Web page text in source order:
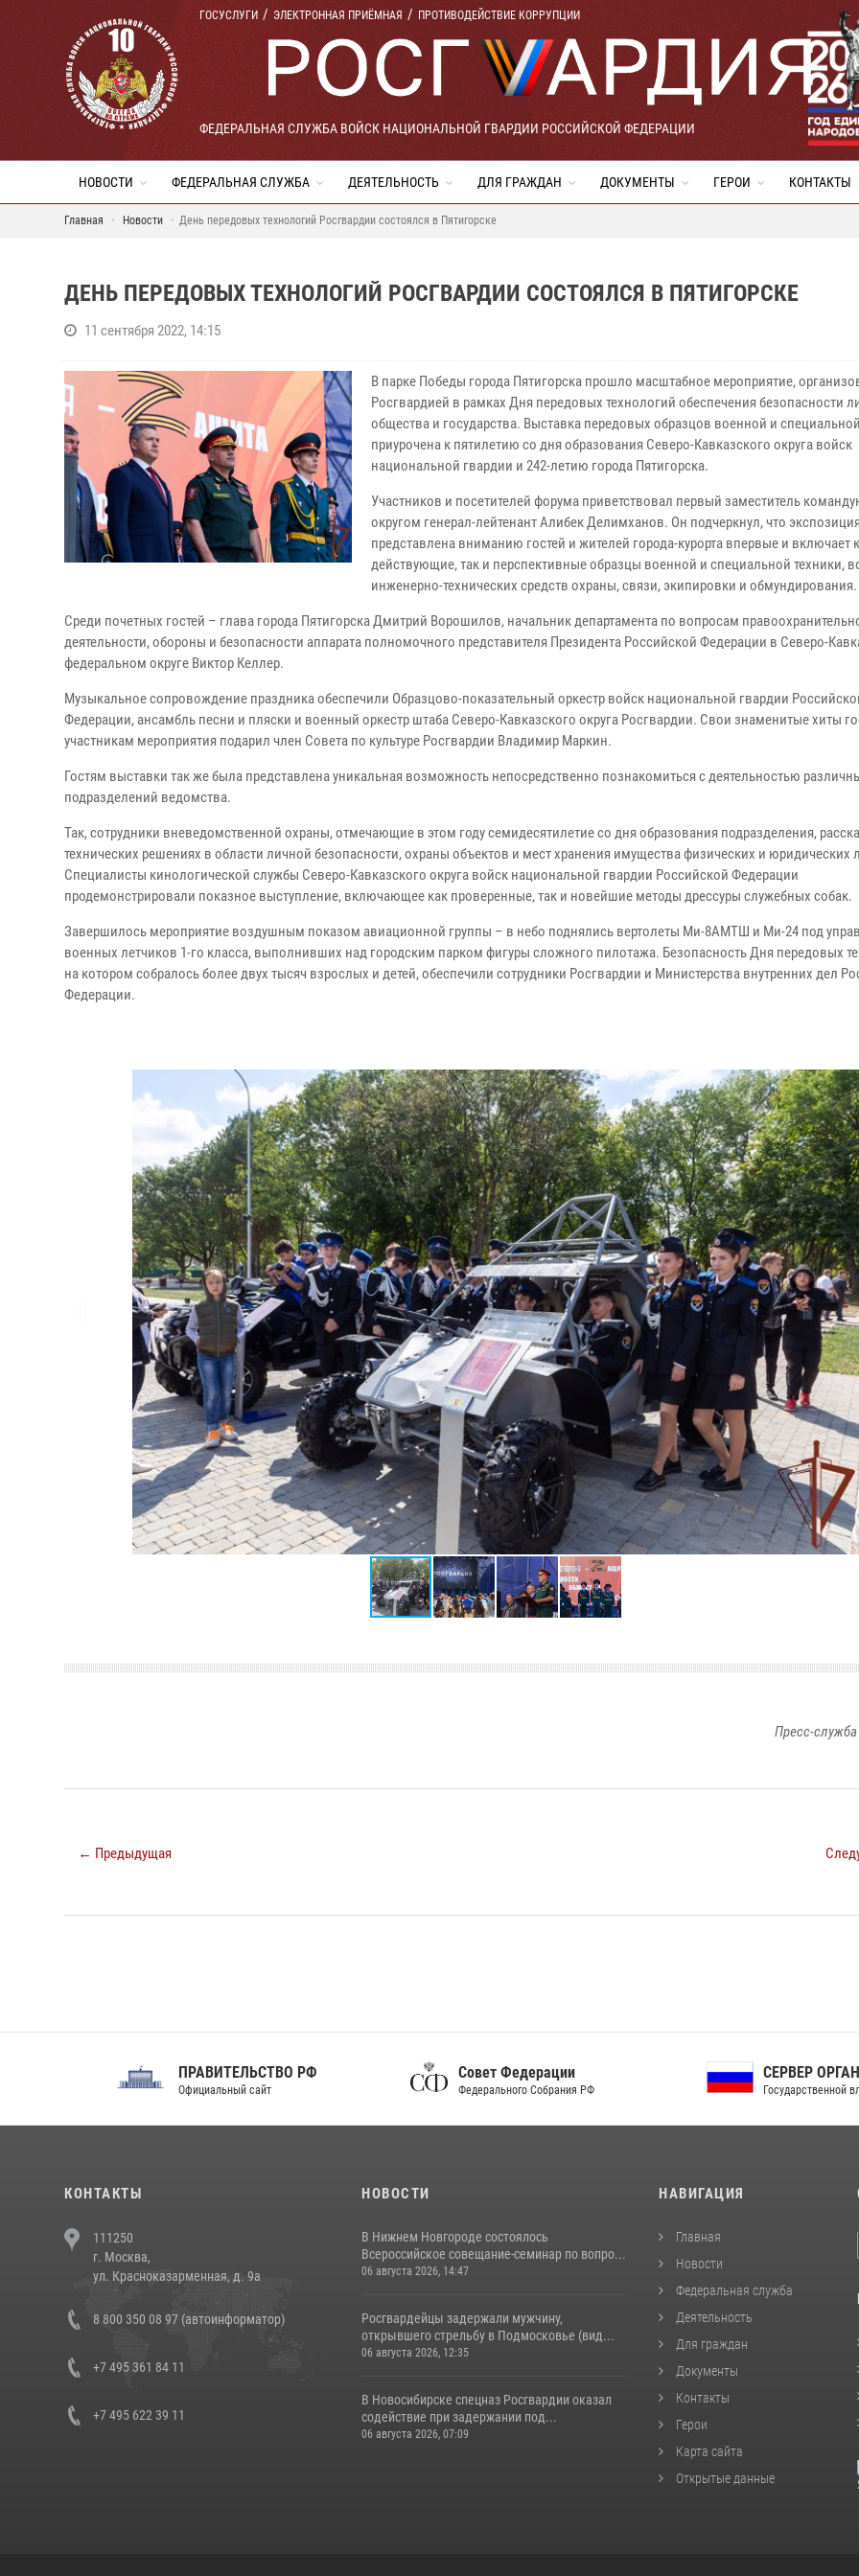
ГОСУСЛУГИ ЭЛЕКТРОННАЯ ПРИЁМНАЯ ПРОТИВОДЕЙСТВИЕ КОРРУПЦИИ
ФЕДЕРАЛЬНАЯ СЛУЖБА ВОЙСК НАЦИОНАЛЬНОЙ ГВАРДИИ РОССИЙСКОЙ ФЕДЕРАЦИИ
НОВОСТИ ФЕДЕРАЛЬНАЯ СЛУЖБА ДЕЯТЕЛЬНОСТЬ ДЛЯ ГРАЖДАН ДОКУМЕНТЫ ГЕРОИ КОНТАКТЫ
Главная Новости День передовых технологий Росгвардии состоялся в Пятигорске
ДЕНЬ ПЕРЕДОВЫХ ТЕХНОЛОГИЙ РОСГВАРДИИ СОСТОЯЛСЯ В ПЯТИГОРСКЕ
11 сентября 2022, 14:15
В парке Победы города Пятигорска прошло масштабное мероприятие,
Росгвардией в рамках Дня передовых технологий обеспечения безопасности
общества и государства. Выставка передовых образцов военной и
приурочена к пятилетию со дня образования Северо-Кавказского округа войск
национальной гвардии и 242-летию города Пятигорска.
Участников и посетителей форума приветствовал первый заместитель
округом генерал-лейтенант Алибек Делимханов. Он подчеркнул, что экспозиция
представлена вниманию гостей и жителей города-курорта впервые и включает
действующие, так и перспективные образцы военной и специальной техники,
инженерно-технических средств охраны, связи, экипировки и обмундирования.
Среди почетных гостей – глава города Пятигорска Дмитрий Ворошилов, начальник департамента по вопросам
деятельности, обороны и безопасности аппарата полномочного представителя Президента Российской Федерации в Северо-
федеральном округе Виктор Келлер.
Музыкальное сопровождение праздника обеспечили Образцово-показательный оркестр войск национальной гвардии
Федерации, ансамбль песни и пляски и военный оркестр штаба Северо-Кавказского округа Росгвардии. Свои знаменитые хиты
участникам мероприятия подарил член Совета по культуре Росгвардии Владимир Маркин.
Гостям выставки так же была представлена уникальная возможность непосредственно познакомиться с деятельностью
подразделений ведомства.
Так, сотрудники вневедомственной охраны, отмечающие в этом году семидесятилетие со дня образования подразделения,
технических решениях в области личной безопасности, охраны объектов и мест хранения имущества физических и юридических
Специалисты кинологической службы Северо-Кавказского округа войск национальной гвардии Российской Федерации
продемонстрировали показное выступление, включающее как проверенные, так и новейшие методы дрессуры служебных собак.
Завершилось мероприятие воздушным показом авиационной группы – в небо поднялись вертолеты Ми-8АМТШ и Ми-24 под
военных летчиков 1-го класса, выполнивших над городским парком фигуры сложного пилотажа. Безопасность Дня передовых
на котором собралось более двух тысяч взрослых и детей, обеспечили сотрудники Росгвардии и Министерства внутренних дел
Федерации.
Пресс-служба
← Предыдущая
ПРАВИТЕЛЬСТВО РФ
Официальный сайт
Совет Федерации
Федерального Собрания РФ
СЕРВЕР ОРГАНОВ
Государственной власти РФ
КОНТАКТЫ
111250
г. Москва,
ул. Красноказарменная, д. 9а
8 800 350 08 97 (автоинформатор)
+7 495 361 84 11
+7 495 622 39 11
НОВОСТИ
В Нижнем Новгороде состоялось
Всероссийское совещание-семинар по вопро...
06 августа 2026, 14:47
Росгвардейцы задержали мужчину,
открывшего стрельбу в Подмосковье (вид...
06 августа 2026, 12:35
В Новосибирске спецназ Росгвардии оказал
содействие при задержании под...
06 августа 2026, 07:09
НАВИГАЦИЯ
Главная
Новости
Федеральная служба
Деятельность
Для граждан
Документы
Контакты
Герои
Карта сайта
Открытые данные